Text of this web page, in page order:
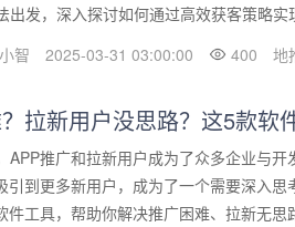
出发，深入探讨如何通过高效获客策略
智
2025-03-31 03:00:00 400 地
拉新用户没思路？这5款软
APP推广和拉新用户成为了众多企业与
引到更多新用户，成为了一个需要深入
件工具，帮助你解决推广困难、拉新无